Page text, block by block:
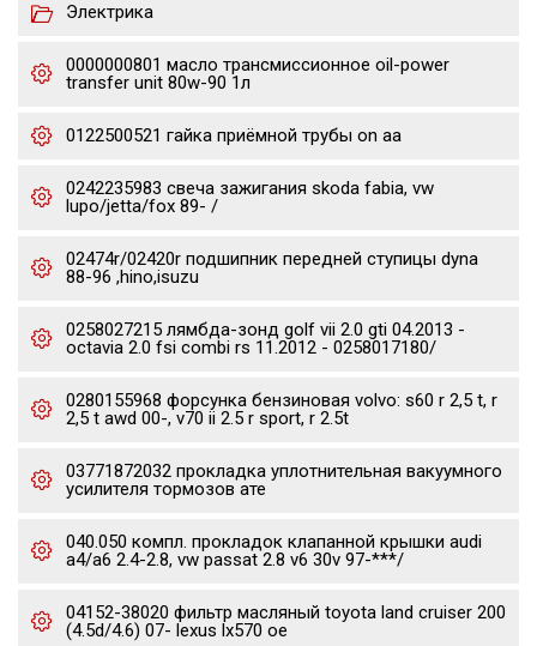
Электрика
0000000801 масло трансмиссионное oil-power
transfer unit 80w-90 1л
0122500521 гайка приёмной трубы on aa
0242235983 свеча зажигания skoda fabia, vw
lupo/jetta/fox 89- /
02474r/02420r подшипник передней ступицы dyna
88-96 ,hino,isuzu
0258027215 лямбда-зонд golf vii 2.0 gti 04.2013 -
octavia 2.0 fsi combi rs 11.2012 - 0258017180/
0280155968 форсунка бензиновая volvo: s60 r 2,5 t, r
2,5 t awd 00-, v70 ii 2.5 r sport, r 2.5t
03771872032 прокладка уплотнительная вакуумного
усилителя тормозов ате
040.050 компл. прокладок клапанной крышки audi
a4/a6 2.4-2.8, vw passat 2.8 v6 30v 97-***/
04152-38020 фильтр масляный toyota land cruiser 200
(4.5d/4.6) 07- lexus lx570 oe